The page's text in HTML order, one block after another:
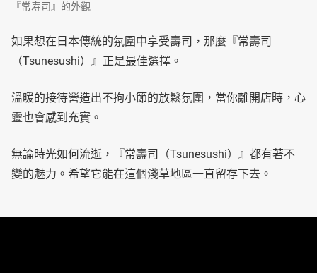
『常寿司』的外觀
如果想在日本傳統的氛圍中享受壽司，那麼『常壽司
（Tsunesushi）』正是最佳選擇。
溫暖的接待營造出不拘小節的放鬆氛圍，當你離開店時，心
靈也會感到充實。
無論時光如何流逝，『常壽司（Tsunesushi）』都有著不
變的魅力。希望它能在這個淺草地區一直留存下去。